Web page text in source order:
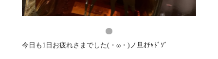
今日も1日お疲れさまでした(・ω・)ノ旦ｵﾁｬﾄﾞｿﾞ